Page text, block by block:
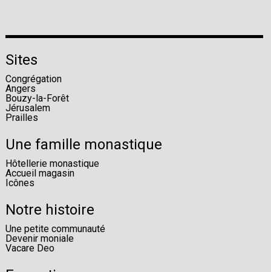
Sites
Congrégation
Angers
Bouzy-la-Forêt
Jérusalem
Prailles
Une famille monastique
Hôtellerie monastique
Accueil magasin
Icônes
Notre histoire
Une petite communauté
Devenir moniale
Vacare Deo